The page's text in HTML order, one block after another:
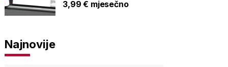
3,99 € mjesečno
Najnovije